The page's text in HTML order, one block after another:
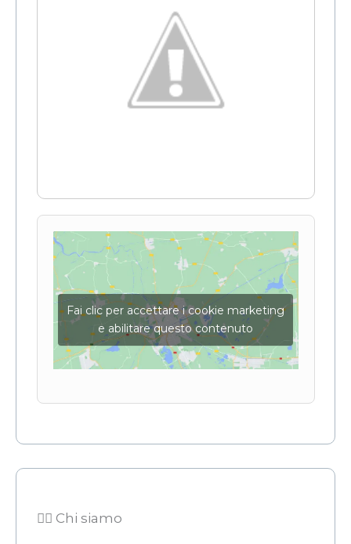
Fai clic per accettare i cookie marketing
e abilitare questo contenuto
👨‍⚖️ Chi siamo